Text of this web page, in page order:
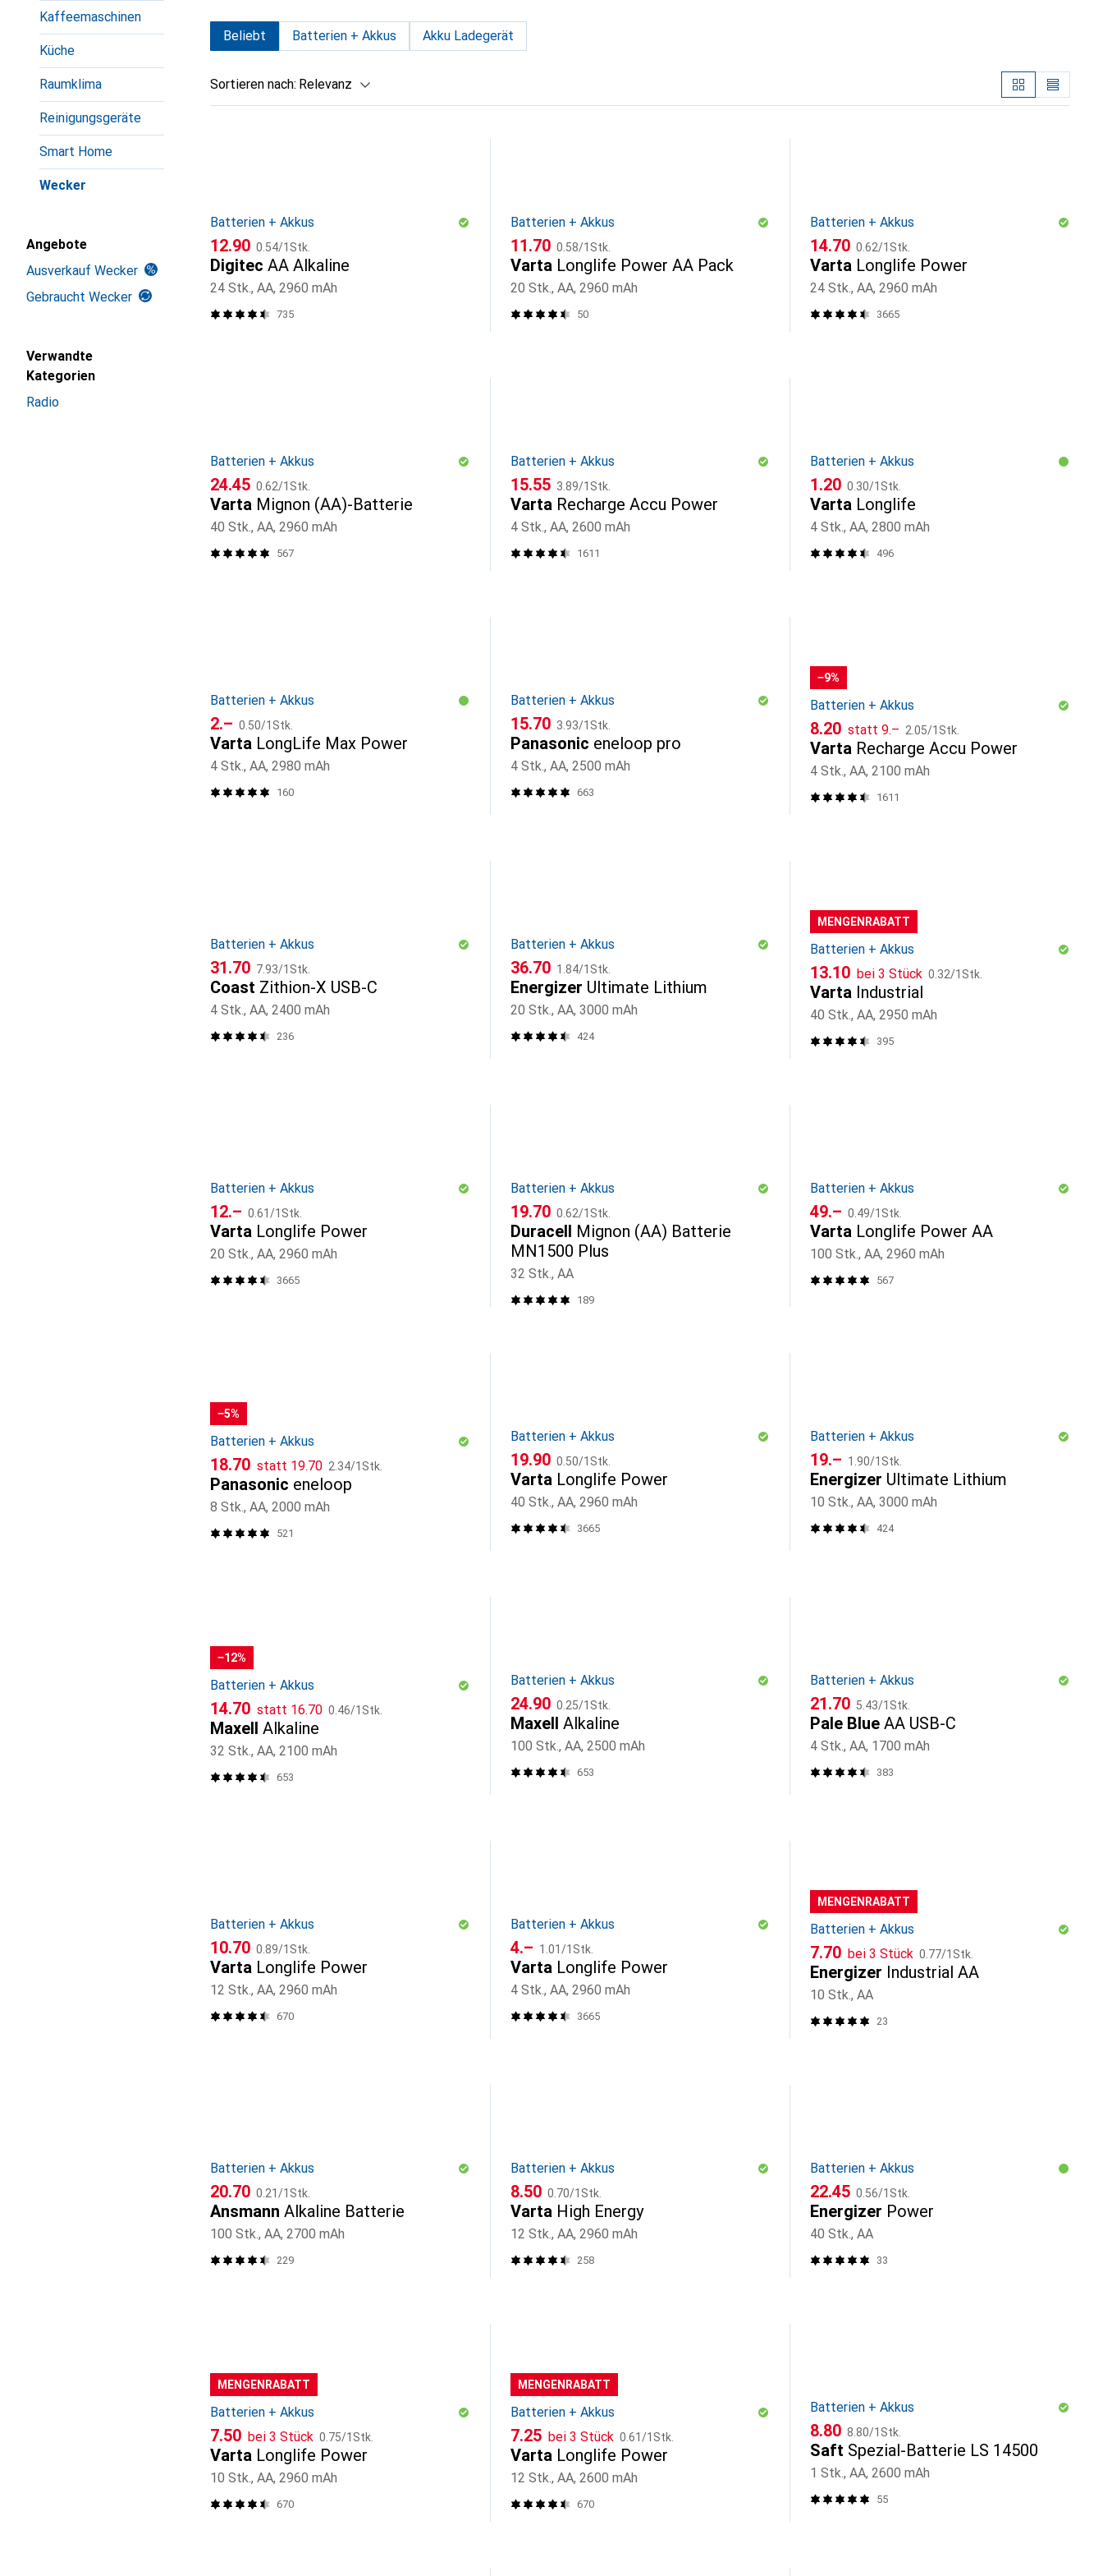
Kaffeemaschinen
Küche
Raumklima
Reinigungsgeräte
Smart Home
Wecker
Angebote
Ausverkauf Wecker
Gebraucht Wecker
Verwandte
Kategorien
Radio
Beliebt Batterien + Akkus Akku Ladegerät
Sortieren nach: Relevanz
Batterien + Akkus
CHF
12.90 CHF
0.54/1Stk.
Digitec AA Alkaline
24 Stk., AA, 2960 mAh
735
Batterien + Akkus
CHF
11.70 CHF
0.58/1Stk.
Varta Longlife Power AA Pack
20 Stk., AA, 2960 mAh
50
Batterien + Akkus
CHF
14.70 CHF
0.62/1Stk.
Varta Longlife Power
24 Stk., AA, 2960 mAh
3665
Batterien + Akkus
CHF
24.45 CHF
0.62/1Stk.
Varta Mignon (AA)-Batterie
40 Stk., AA, 2960 mAh
567
Batterien + Akkus
CHF
15.55 CHF
3.89/1Stk.
Varta Recharge Accu Power
4 Stk., AA, 2600 mAh
1611
Batterien + Akkus
CHF
1.20 CHF
0.30/1Stk.
Varta Longlife
4 Stk., AA, 2800 mAh
496
Batterien + Akkus
CHF
2.– CHF
0.50/1Stk.
Varta LongLife Max Power
4 Stk., AA, 2980 mAh
160
Batterien + Akkus
CHF
15.70 CHF
3.93/1Stk.
Panasonic eneloop pro
4 Stk., AA, 2500 mAh
663
−9%
Batterien + Akkus
CHF
8.20 stattCHF
9.– CHF
2.05/1Stk.
Varta Recharge Accu Power
4 Stk., AA, 2100 mAh
1611
Batterien + Akkus
CHF
31.70 CHF
7.93/1Stk.
Coast Zithion-X USB-C
4 Stk., AA, 2400 mAh
236
Batterien + Akkus
CHF
36.70 CHF
1.84/1Stk.
Energizer Ultimate Lithium
20 Stk., AA, 3000 mAh
424
MENGENRABATT
Batterien + Akkus
CHF
13.10 bei 3 Stück CHF
0.32/1Stk.
Varta Industrial
40 Stk., AA, 2950 mAh
395
Batterien + Akkus
CHF
12.– CHF
0.61 /1Stk.
Varta Longlife Power
20 Stk., AA, 2960 mAh
3665
Batterien + Akkus
CHF
19.70 CHF
0.62/1Stk.
Duracell Mignon (AA) Batterie
MN1500 Plus
32 Stk., AA
189
Batterien + Akkus
CHF
49.– CHF
0.49/1Stk.
Varta Longlife Power AA
100 Stk., AA, 2960 mAh
567
−5%
Batterien + Akkus
CHF
18.70 statt CHF
19.70 CHF
2.34/1Stk.
Panasonic eneloop
8 Stk., AA, 2000 mAh
521
Batterien + Akkus
CHF
19.90 CHF
0.50/1Stk.
Varta Longlife Power
40 Stk., AA, 2960 mAh
3665
Batterien + Akkus
CHF
19.– CHF
1.90/1Stk.
Energizer Ultimate Lithium
10 Stk., AA, 3000 mAh
424
−12%
Batterien + Akkus
CHF
14.70 statt CHF
16.70 CHF
0.46/1Stk.
Maxell Alkaline
32 Stk., AA, 2100 mAh
653
Batterien + Akkus
CHF
24.90 CHF
0.25/1Stk.
Maxell Alkaline
100 Stk., AA, 2500 mAh
653
Batterien + Akkus
CHF
21.70 CHF
5.43/1Stk.
Pale Blue AA USB-C
4 Stk., AA, 1700 mAh
383
Batterien + Akkus
CHF
10.70 CHF
0.89/1Stk.
Varta Longlife Power
12 Stk., AA, 2960 mAh
670
Batterien + Akkus
CHF
4.– CHF
1.01 /1Stk.
Varta Longlife Power
4 Stk., AA, 2960 mAh
3665
MENGENRABATT
Batterien + Akkus
CHF
7.70 bei 3 Stück CHF
0.77/1Stk.
Energizer Industrial AA
10 Stk., AA
23
Batterien + Akkus
CHF
20.70 CHF
0.21 /1Stk.
Ansmann Alkaline Batterie
100 Stk., AA, 2700 mAh
229
Batterien + Akkus
CHF
8.50 CHF
0.70/1Stk.
Varta High Energy
12 Stk., AA, 2960 mAh
258
Batterien + Akkus
CHF
22.45 CHF
0.56/1Stk.
Energizer Power
40 Stk., AA
33
MENGENRABATT
Batterien + Akkus
CHF
7.50 bei 3 Stück CHF
0.75/1Stk.
Varta Longlife Power
10 Stk., AA, 2960 mAh
670
MENGENRABATT
Batterien + Akkus
CHF
7.25 bei 3 Stück CHF
0.61 /1Stk.
Varta Longlife Power
12 Stk., AA, 2600 mAh
670
Batterien + Akkus
CHF
8.80 CHF
8.80/1Stk.
Saft Spezial-Batterie LS 14500
1 Stk., AA, 2600 mAh
55